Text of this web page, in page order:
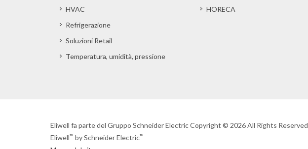
HVAC
Refrigerazione
Soluzioni Retail
Temperatura, umidità, pressione
HORECA
Eliwell fa parte del Gruppo Schneider Electric Copyright © 2026 All Rights Reserved
Eliwell™ by Schneider Electric™